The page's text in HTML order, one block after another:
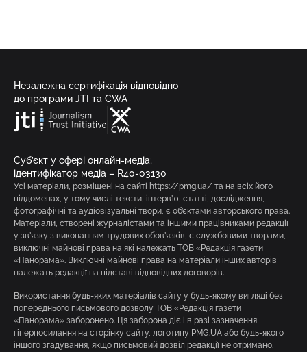
Незалежна сертифікація відповідно
до програми JTI та CWA
Суб’єкт у сфері онлайн-медіа;
ідентифікатор медіа – R40-03130
Усі матеріали, розміщені на сайті https://pmg.ua/ та на всіх його
піддоменах, у тому числі тексти, інтерв’ю, статті, дослідження,
фотографічні та аудіовізуальні твори, є об’єктами авторського права.
Матеріали, створені журналістами та іншими працівниками редакції
у зв’язку з виконанням трудових обов’язків, є службовими творами,
виключні майнові права на які належать ТОВ «Редакція газети
«Панорама». Виключні майнові права на матеріали інших авторів
належать редакції на підставі відповідних договорів.
Використання будь-яких матеріалів сайту у будь-якому вигляді без
попереднього письмового дозволу ТОВ «Редакція газети
«Панорама» заборонено. Ця заборона діє і в разі зазначення
гіперпосилання на сторінку сайту, логотипу PMG.UA або будь-якого
іншого згадування, якщо письмовий дозвіл редакції не отримано.